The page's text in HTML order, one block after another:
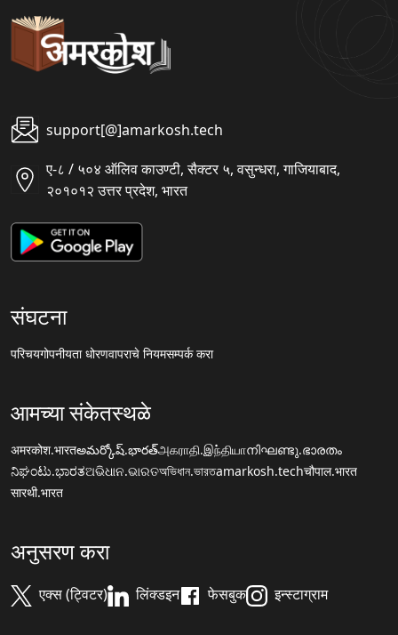
support[@]amarkosh.tech
ए-८ / ५०४ ऑलिव काउण्टी, सैक्टर ५, वसुन्धरा, गाजियाबाद,
२०१०१२ उत्तर प्रदेश, भारत
संघटना
परिचयगोपनीयता धोरणवापराचे नियमसम्पर्क करा
आमच्या संकेतस्थळे
अमरकोश.भारतఅమర్కోష్.భారత్அகராதி.இந்தியாനിഘണ്ടു.ഭാരതം
ನಿಘಂಟು.ಭಾರತଅଭିଧାନ.ଭାରତঅভিধান.ভারতamarkosh.techचौपाल.भारत
सारथी.भारत
अनुसरण करा
एक्स (ट्विटर) लिंक्डइन फेसबुक इन्स्टाग्राम